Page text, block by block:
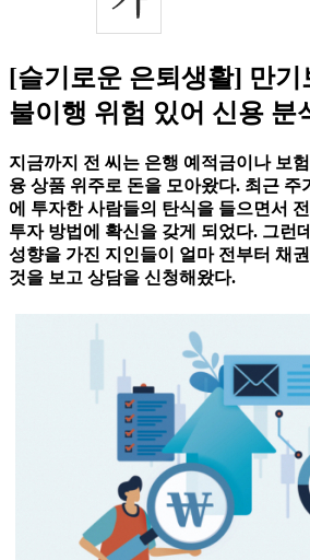
[슬기로운 은퇴생활] 만
불이행 위험 있어 신용 분
지금까지 전 씨는 은행 예적금이나 보
융 상품 위주로 돈을 모아왔다. 최근 주
에 투자한 사람들의 탄식을 들으면서
투자 방법에 확신을 갖게 되었다. 그런
성향을 가진 지인들이 얼마 전부터 채
것을 보고 상담을 신청해왔다.